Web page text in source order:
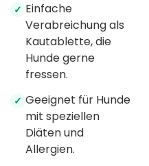
✓ Einfache
Verabreichung als
Kautablette, die
Hunde gerne
fressen.
✓ Geeignet für Hunde
mit speziellen
Diäten und
Allergien.